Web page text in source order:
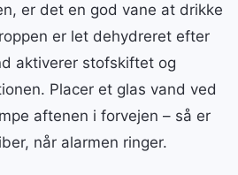
er det en god vane at drikke
er let dehydreret efter
aktiverer stofskiftet og
Placer et glas vand ved
aftenen i forvejen – så er
når alarmen ringer.